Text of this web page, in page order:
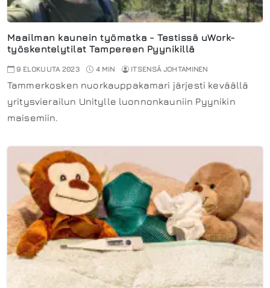
Maailman kaunein työmatka - Testissä uWork-
työskentelytilat Tampereen Pyynikillä
9 ELOKUUTA 2023 4 MIN ITSENSÄ JOHTAMINEN
Tammerkosken nuorkauppakamari järjesti keväällä
yritysvierailun Unitylle luonnonkauniin Pyynikin
maisemiin.